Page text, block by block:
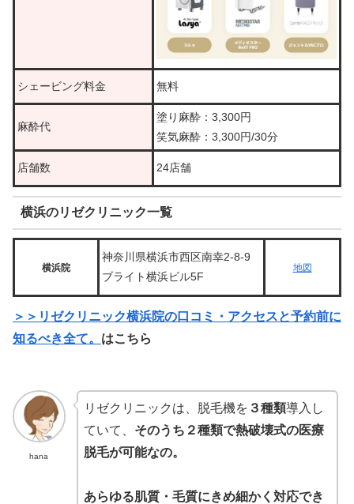
シェービング料金 無料
麻酔代
塗り麻酔：3,300円
笑気麻酔：3,300円/30分
店舗数 24店舗
横浜のリゼクリニック一覧
横浜院
神奈川県横浜市西区南幸2-8-9
ブライト横浜ビル5F
地図
＞＞リゼクリニック横浜院の口コミ・アクセスと予約前に
知るべき全て。 はこちら
hana
リゼクリニックは、脱毛機を ３種類導入し
ていて、 そのうち２種類で熱破壊式の医療
脱毛が可能なの。
あらゆる肌質・毛質にきめ細かく対応でき